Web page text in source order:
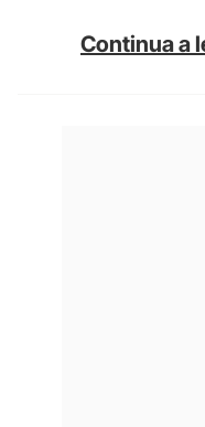
Continua a